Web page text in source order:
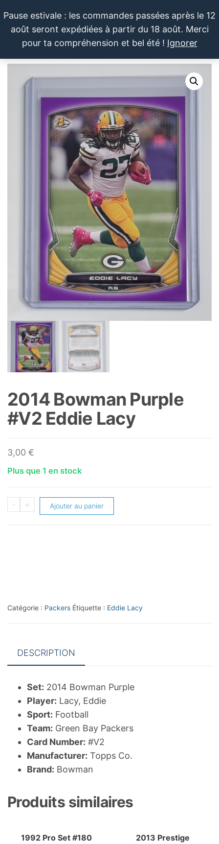
au
contenu
Pause estivale : les commandes passées après le 12
août seront expédiées à partir du 18 août. Merci
pour ta compréhension et bel été ! Ignorer
LE SPORTIF
DU
DIMANCHE®
Cartes
et
produits
autour
sport et
de la
pop
culture
2014 Bowman Purple
#V2 Eddie Lacy
3,00 €
Plus que 1 en stock
-
quantité
+ Ajouter au panier
Catégorie : Packers Étiquette : Eddie Lacy
DESCRIPTION
Set: 2014 Bowman Purple
Player: Lacy, Eddie
Sport: Football
Team: Green Bay Packers
Card Number: #V2
Manufacturer: Topps Co.
Brand: Bowman
Produits similaires
1992 Pro Set #180
2013 Prestige